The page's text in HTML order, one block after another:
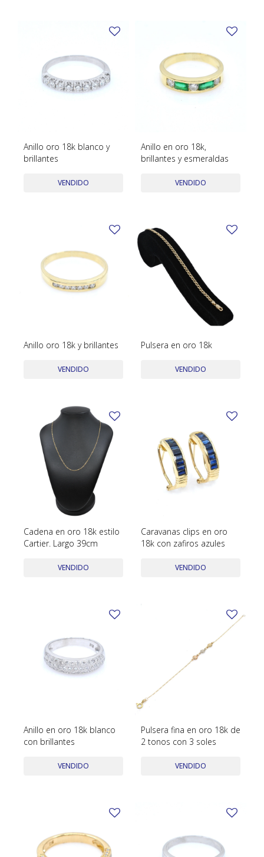
Anillo oro 18k blanco y
brillantes
VENDIDO
Anillo en oro 18k,
brillantes y esmeraldas
VENDIDO
Anillo oro 18k y brillantes
VENDIDO
Pulsera en oro 18k
VENDIDO
Cadena en oro 18k estilo
Cartier. Largo 39cm
VENDIDO
Caravanas clips en oro
18k con zafiros azules
VENDIDO
Anillo en oro 18k blanco
con brillantes
VENDIDO
Pulsera fina en oro 18k de
2 tonos con 3 soles
VENDIDO